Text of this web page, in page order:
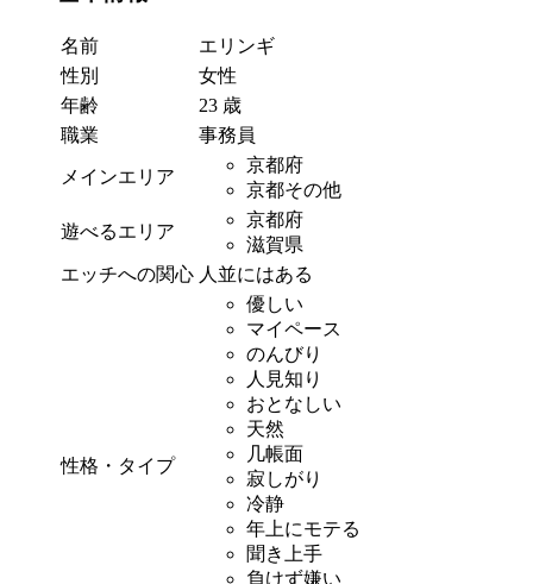
名前
エリンギ
性別
女性
年齢
23 歳
職業
事務員
メインエリア
京都府
京都その他
遊べるエリア
京都府
滋賀県
エッチへの関心 人並にはある
性格・タイプ
優しい
マイペース
のんびり
人見知り
おとなしい
天然
几帳面
寂しがり
冷静
年上にモテる
聞き上手
負けず嫌い